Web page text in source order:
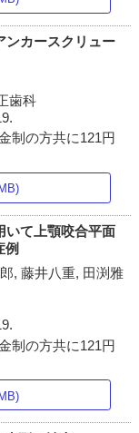
ンカースクリュー
歯科
制の方共に121円
いて上顎咬合平面
例
, 藤井八重, 田渕雅
制の方共に121円